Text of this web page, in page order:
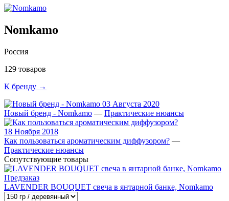
Nomkamo
Россия
129 товаров
К бренду →
03 Августа 2020
Новый бренд - Nomkamo — Практические нюансы
18 Ноября 2018
Как пользоваться ароматическим диффузором? —
Практические нюансы
Сопутствующие товары
Предзаказ
LAVENDER BOUQUET свеча в янтарной банке, Nomkamo